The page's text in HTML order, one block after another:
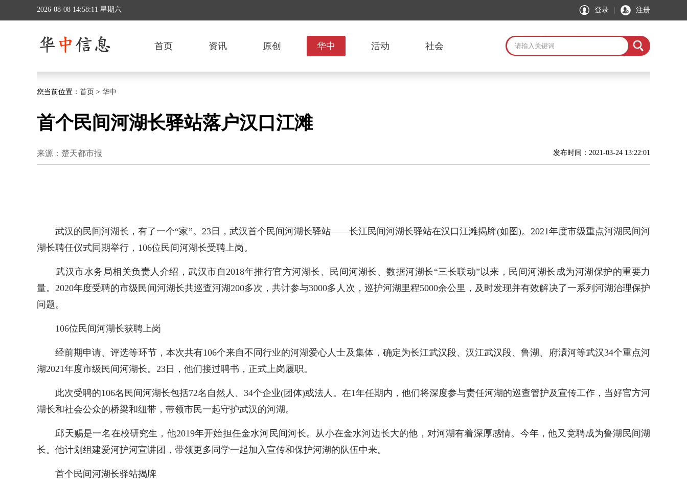
2026-08-08 14:58:11 星期六 登录 注册
首页 资讯 原创 华中 活动 社会
您当前位置： 首页 > 华中
首个民间河湖长驿站落户汉口江滩
来源：楚天都市报 发布时间：2021-03-24 13:22:01
武汉的民间河湖长，有了一个“家”。23日，武汉首个民间河湖长驿站——长江民间河湖长驿站在汉口江滩揭牌(如图)。2021年度市级重点河湖民间河
湖长聘任仪式同期举行，106位民间河湖长受聘上岗。
武汉市水务局相关负责人介绍，武汉市自2018年推行官方河湖长、民间河湖长、数据河湖长“三长联动”以来，民间河湖长成为河湖保护的重要力
量。2020年度受聘的市级民间河湖长共巡查河湖200多次，共计参与3000多人次，巡护河湖里程5000余公里，及时发现并有效解决了一系列河湖治理保护
问题。
106位民间河湖长获聘上岗
经前期申请、评选等环节，本次共有106个来自不同行业的河湖爱心人士及集体，确定为长江武汉段、汉江武汉段、鲁湖、府澴河等武汉34个重点河
湖2021年度市级民间河湖长。23日，他们接过聘书，正式上岗履职。
此次受聘的106名民间河湖长包括72名自然人、34个企业(团体)或法人。在1年任期内，他们将深度参与责任河湖的巡查管护及宣传工作，当好官方河
湖长和社会公众的桥梁和纽带，带领市民一起守护武汉的河湖。
邱天赐是一名在校研究生，他2019年开始担任金水河民间河长。从小在金水河边长大的他，对河湖有着深厚感情。今年，他又竞聘成为鲁湖民间湖
长。他计划组建爱河护河宣讲团，带领更多同学一起加入宣传和保护河湖的队伍中来。
首个民间河湖长驿站揭牌